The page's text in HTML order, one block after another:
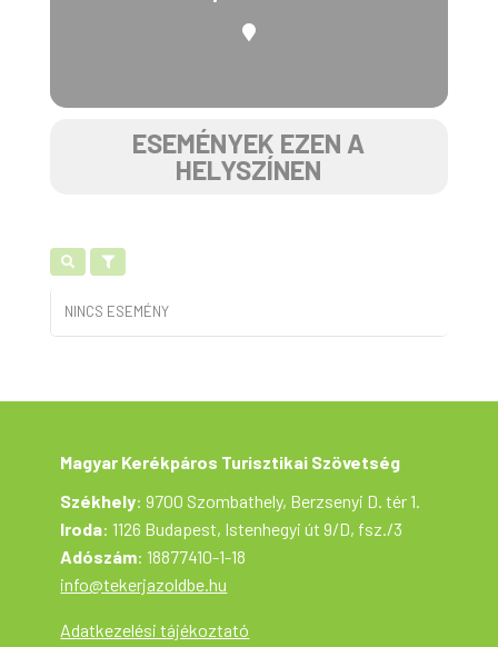
ESEMÉNYEK EZEN A
HELYSZÍNEN
NINCS ESEMÉNY
Magyar Kerékpáros Turisztikai Szövetség
Székhely: 9700 Szombathely, Berzsenyi D. tér 1.
Iroda: 1126 Budapest, Istenhegyi út 9/D, fsz./3
Adószám: 18877410-1-18
info@tekerjazoldbe.hu
Adatkezelési tájékoztató